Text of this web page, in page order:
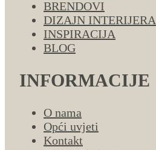
BRENDOVI
DIZAJN INTERIJERA
INSPIRACIJA
BLOG
INFORMACIJE
O nama
Opći uvjeti
Kontakt